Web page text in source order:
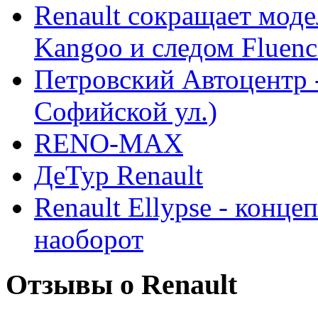
Renault сокращает
Kangoo и следом
Петровский
Софийской ул.)
RENO-MAX
ДеТур Renault
Renault Ellypse -
наоборот
Отзывы о Renault